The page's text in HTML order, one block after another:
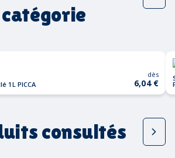
catégorie
1L PICCA
dès
6,04 €
consultés